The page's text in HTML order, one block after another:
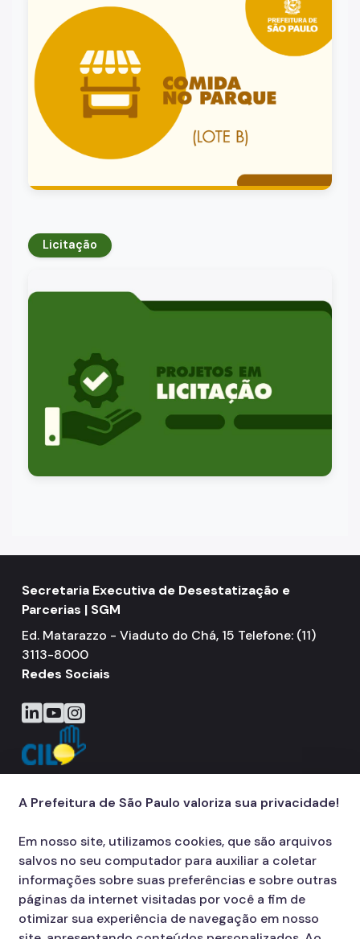
Licitação
Secretaria Executiva de Desestatização e
Parcerias | SGM
Ed. Matarazzo - Viaduto do Chá, 15 Telefone: (11)
3113-8000
Redes Sociais
Icone do LinkedIn
Icone do YouTube
Icone do Instagram
A Prefeitura de São Paulo valoriza sua privacidade!
Em nosso site, utilizamos cookies, que são arquivos
salvos no seu computador para auxiliar a coletar
informações sobre suas preferências e sobre outras
páginas da internet visitadas por você a fim de
otimizar sua experiência de navegação em nosso